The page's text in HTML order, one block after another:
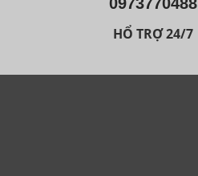
HỔ TRỢ 24/7